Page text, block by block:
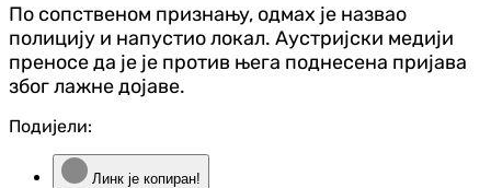
По сопственом признању, одмах је назвао
полицију и напустио локал. Аустријски медији
преносе да је је против њега поднесена пријава
због лажне дојаве.
Подијели:
Линк је копиран!